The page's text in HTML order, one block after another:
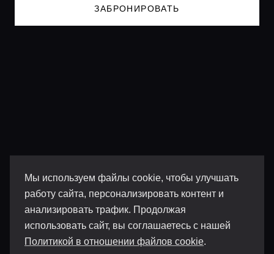
Мы используем файлы cookie, чтобы улучшать
работу сайта, персонализировать контент и
анализировать трафик. Продолжая
использовать сайт, вы соглашаетесь с нашей
Политикой в отношении файлов cookie.
ЗАБРОНИРОВАТЬ